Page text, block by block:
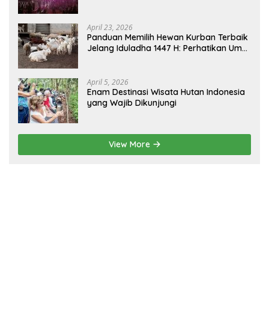
April 23, 2026
Panduan Memilih Hewan Kurban Terbaik
Jelang Iduladha 1447 H: Perhatikan Umur
April 5, 2026
Enam Destinasi Wisata Hutan Indonesia
yang Wajib Dikunjungi
View More